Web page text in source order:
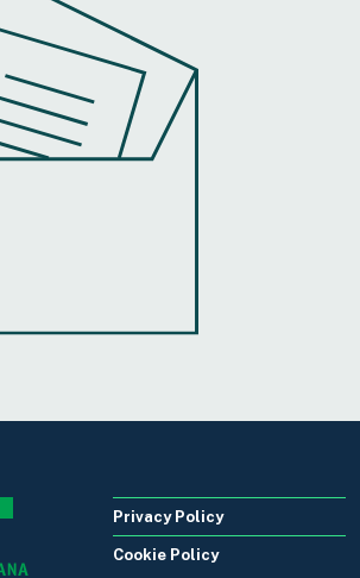
Privacy Policy
Cookie Policy